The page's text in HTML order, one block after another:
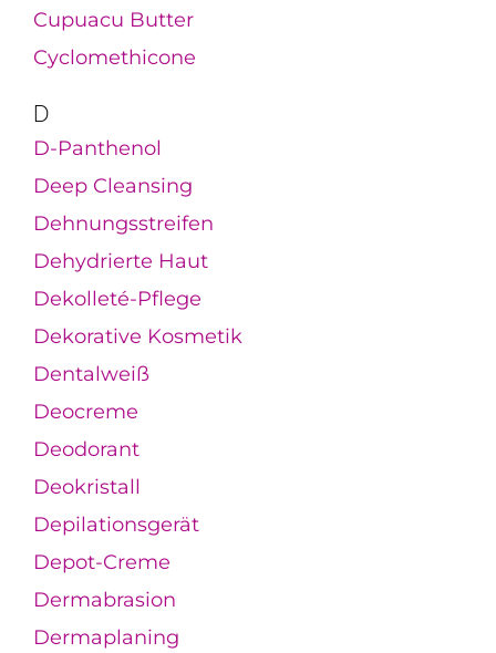
Cupuacu Butter
Cyclomethicone
D
D-Panthenol
Deep Cleansing
Dehnungsstreifen
Dehydrierte Haut
Dekolleté-Pflege
Dekorative Kosmetik
Dentalweiß
Deocreme
Deodorant
Deokristall
Depilationsgerät
Depot-Creme
Dermabrasion
Dermaplaning